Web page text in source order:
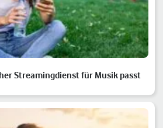
Streamingdienst für Musik passt